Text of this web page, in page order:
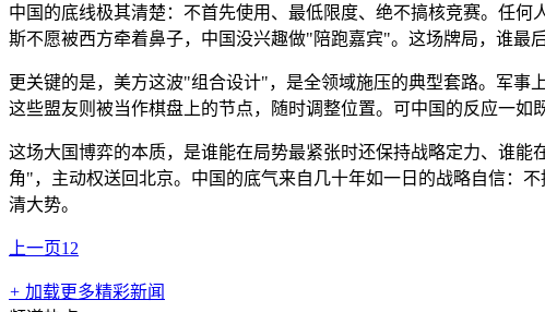
中国的底线极其清楚：不首先使用、最低限度、绝不搞核竞赛。任
斯不愿被西方牵着鼻子，中国没兴趣做"陪跑嘉宾"。这场牌局，谁最
更关键的是，美方这波"组合设计"，是全领域施压的典型套路。军
这些盟友则被当作棋盘上的节点，随时调整位置。可中国的反应一如
这场大国博弈的本质，是谁能在局势最紧张时还保持战略定力、谁
角"，主动权送回北京。中国的底气来自几十年如一日的战略自信：
清大势。
上一页1 2
+ 加载更多精彩新闻